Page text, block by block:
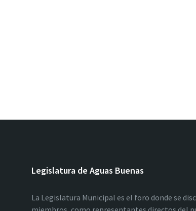
Legislatura de Aguas Buenas
La Legislatura Municipal es el foro donde se